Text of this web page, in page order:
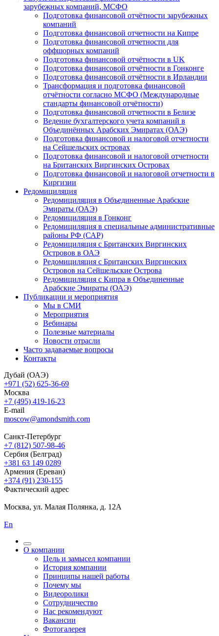
зарубежных компаний, МСФО
Подготовка финансовой отчётности зарубежных
компаний
Подготовка финансовой отчетности на Кипре
Подготовка финансовой отчетности для
оффшорных компаний
Подготовка финансовой отчётности в UK
Подготовка финансовой отчётности в Гонконге
Подготовка финансовой отчётности в Ирландии
Трансформация и подготовка финансовой
отчётности согласно МСФО (Международные
стандарты финансовой отчётности)
Подготовка финансовой отчетности в Белизе
Ведение бухгалтерского учета компаний в
Объединённых Арабских Эмиратах (ОАЭ)
Подготовка финансовой и налоговой отчетности
на Сейшельских островах
Подготовка финансовой и налоговой отчетности
на Британских Виргинских Островах
Подготовка финансовой и налоговой отчетности в
Киргизии
Редомициляция
Редомициляция в Объединенные Арабские
Эмираты (ОАЭ)
Редомициляция в Гонконг
Редомициляция в специальные административные
районы РФ (САР)
Редомициляция с Британских Виргинских
Островов в ОАЭ
Редомициляция с Британских Виргинских
Островов на Сейшельские Острова
Редомициляция с Кипра в Объединенные
Арабские Эмираты (ОАЭ)
Публикации и мероприятия
Мы в СМИ
Мероприятия
Вебинары
Полезные материалы
Новости отрасли
Часто задаваемые вопросы
Контакты
Дубай (ОАЭ)
+971 (52) 625-36-69
Москва
+7 (495) 419-16-23
E-mail
moscow@amondsmith.com
Санкт-Петербург
+7 (812) 507-98-46
Сербия (Белград)
+381 63 149 0289
Армения (Ереван)
+374 (91) 230-155
Фактический адрес
Москва, ул. Малая Полянка, д. 12А
En
О компании
Цель и замысел компании
История компании
Принципы нашей работы
Почему мы
Видеоролики
Сотрудничество
Нас рекомендуют
Вакансии
Фотогалерея